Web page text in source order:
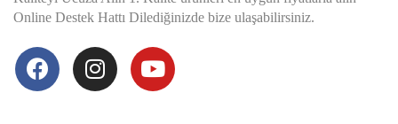
Online Destek Hattı Dilediğinizde bize ulaşabilirsiniz.